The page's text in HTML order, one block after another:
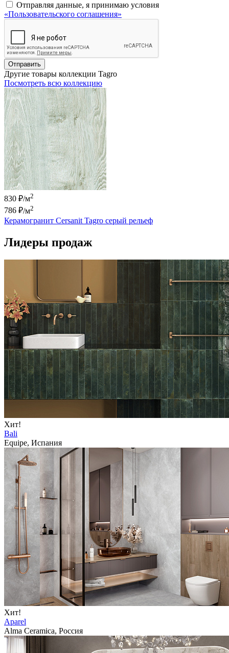
Отправляя данные, я принимаю условия
«Пользовательского соглашения»
Отправить
Другие товары коллекции Tagro
Посмотреть всю коллекцию
830 ₽/м2
786 ₽/м2
Керамогранит Cersanit Tagro серый рельеф
Лидеры продаж
Хит!
Bali
Equipe, Испания
Хит!
Aparel
Alma Ceramica, Россия